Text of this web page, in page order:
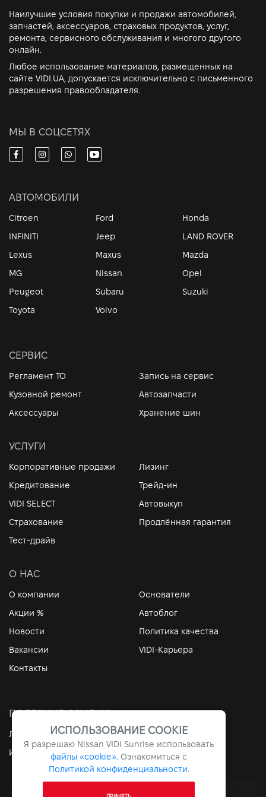
Наилучшие условия покупки и продажи автомобилей,
запчастей, аксессуаров, страховых продуктов, услуг,
ремонта, сервисного обслуживания и многого другого
онлайн.
Любое использование материалов, размещенных на
сайте VIDI.UA, допускается исключительно с письменного
разрешения правообладателя.
МЫ В СОЦСЕТЯХ
АВТОМОБИЛИ
Citroen Ford
Honda
INFINITI
Jeep
LAND ROVER
Lexus
Maxus
Mazda
MG
Nissan
Opel
Peugeot
Subaru
Suzuki
Toyota
Volvo
СЕРВИС
Регламент ТО
Запись на сервис
Кузовной ремонт
Автозапчасти
Аксессуары
Хранение шин
УСЛУГИ
Корпоративные продажи
Лизинг
Кредитование
Трейд-ин
VIDI SELECT
Автовыкуп
Страхование
Продлённая гарантия
Тест-драйв
О НАС
О компании
Основатели
Акции %
Автоблог
Новости
Политика качества
Вакансии
VIDI-Карьера
Контакты
ПОЛЕЗНЫЕ ССЫЛКИ
Личный кабинет
Контакты
Информация
Все права защищены © 2026. VIDI
ИСПОЛЬЗОВАНИЕ COOKIE
Я разрешаю Nissan VIDI Sunrise использовать
файлы «cookie». Ознакомиться с
Политикой конфиденциальности.